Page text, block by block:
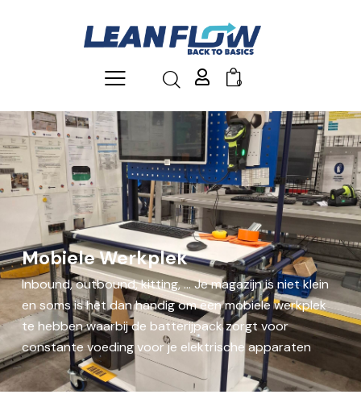
0
Mobiele Werkplek
Inbound, outbound, kitting, … Je magazijn is niet klein
en soms is het dan handig om een mobiele werkplek
te hebben waarbij de batterijpack zorgt voor
constante voeding voor je elektrische apparaten